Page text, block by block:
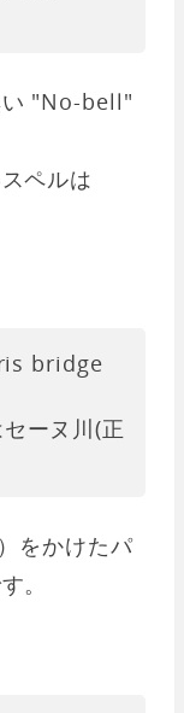
い "No-bell"
ペルは
bridge
ーヌ川(正
をかけたパ
。